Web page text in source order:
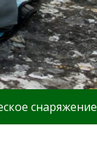
снаряжение